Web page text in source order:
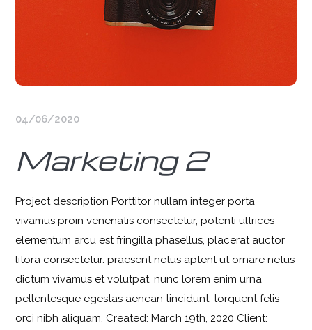
04/06/2020
Marketing 2
Project description Porttitor nullam integer porta
vivamus proin venenatis consectetur, potenti ultrices
elementum arcu est fringilla phasellus, placerat auctor
litora consectetur. praesent netus aptent ut ornare netus
dictum vivamus et volutpat, nunc lorem enim urna
pellentesque egestas aenean tincidunt, torquent felis
orci nibh aliquam. Created: March 19th, 2020 Client: